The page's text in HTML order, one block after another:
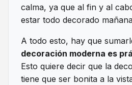
calma, ya que al fin y al
estar todo decorado
A todo esto, hay que
decoración moderna es
Esto quiere decir que la
tiene que ser bonita a la